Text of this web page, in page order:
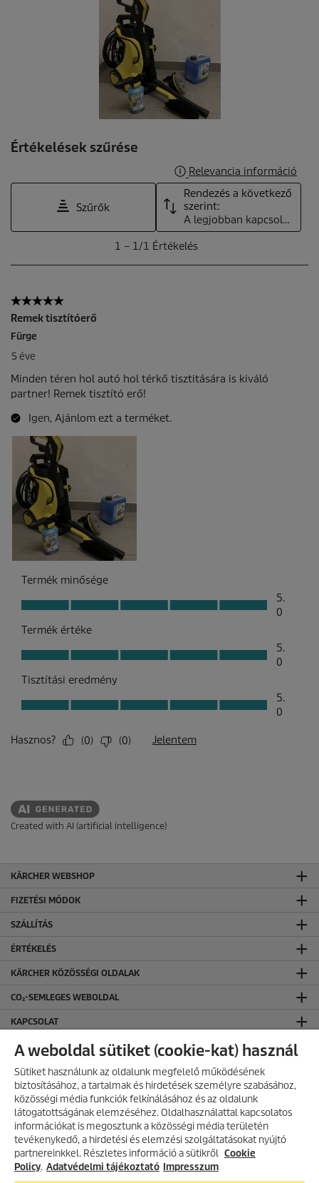
AKCIÓS TERMÉKEK
Fedezd fel folyamatosan frissülő
akciós kínálatunkat, és találd meg
a legjobb ajánlatokat.
Created with AI (artificial intelligence)
KÄRCHER WEBSHOP
FIZETÉSI MÓDOK
SZÁLLÍTÁS
ÉRTÉKELÉS
KÄRCHER KÖZÖSSÉGI OLDALAK
CO₂-SEMLEGES WEBOLDAL
KAPCSOLAT
KAPCSOLAT
ÁLTALÁNOS INFORMÁCIÓK
ÁSZF ÉS ADATVÉDELEM
Általános Szerződési Feltételek
Adatvédelmi Tájékoztató
A weboldal sütiket (cookie-kat) használ
Sütiket használunk az oldalunk megfelelő működésének
biztosításához, a tartalmak és hirdetések személyre szabásához,
közösségi média funkciók felkínálásához és az oldalunk
látogatottságának elemzéséhez. Oldalhasználattal kapcsolatos
információkat is megosztunk a közösségi média területén
tevékenykedő, a hirdetési és elemzési szolgáltatásokat nyújtó
partnereinkkel. Részletes információ a sütikről Cookie
Policy. Adatvédelmi tájékoztató Impresszum